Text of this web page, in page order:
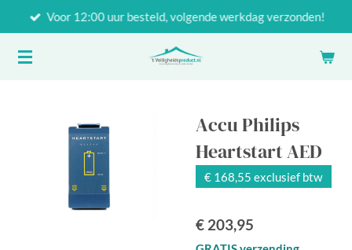
naar
Voor 12:00 uur besteld, volgende werkdag verzonden!
Accu Philips
Heartstart AED
€ 168,55 exclusief btw
€ 203,95